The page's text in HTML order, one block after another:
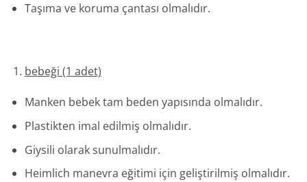
Taşıma ve koruma çantası olmalıdır.
bebeği (1 adet)
Manken bebek tam beden yapısında olmalıdır.
Plastikten imal edilmiş olmalıdır.
Giysili olarak sunulmalıdır.
Heimlich manevra eğitimi için geliştirilmiş olmalıdır.